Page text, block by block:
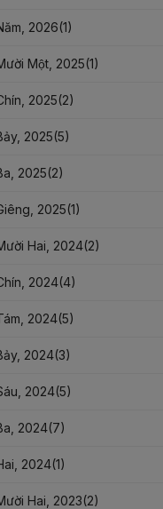
2026(1)
Một, 2025(1)
2025(2)
2025(5)
2025(2)
2025(1)
Hai, 2024(2)
2024(4)
2024(5)
2024(3)
2024(5)
2024(7)
2024(1)
Hai, 2023(2)